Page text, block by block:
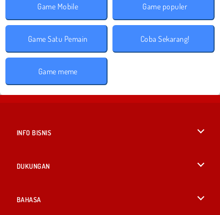
Game Mobile Game populer
Game Satu Pemain Coba Sekarang!
Game meme
INFO BISNIS
DUKUNGAN
BAHASA